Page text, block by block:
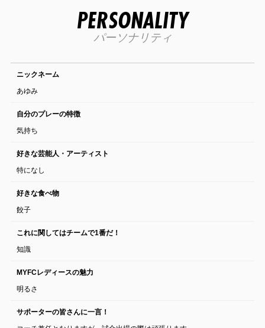
PERSONALITY
パーソナリティ
ニックネーム
あゆみ
自分のプレーの特徴
気持ち
好きな芸能人・アーティスト
特になし
好きな食べ物
餃子
これに関してはチームで1番だ！
知識
MYFCレディースの魅力
明るさ
サポーターの皆さんに一言！